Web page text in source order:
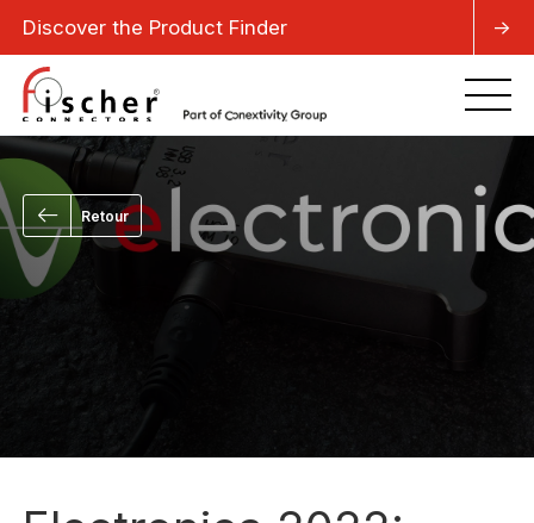
Discover the Product Finder ->
Retour